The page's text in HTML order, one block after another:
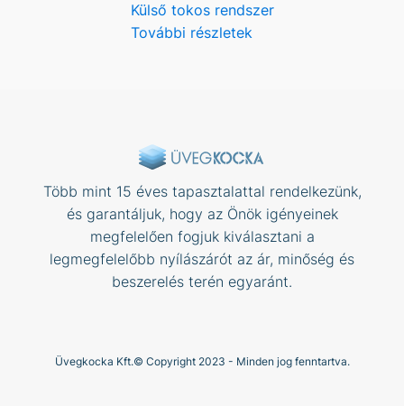
Külső tokos rendszer
További részletek
Több mint 15 éves tapasztalattal rendelkezünk,
és garantáljuk, hogy az Önök igényeinek
megfelelően fogjuk kiválasztani a
legmegfelelőbb nyílászárót az ár, minőség és
beszerelés terén egyaránt.
Üvegkocka Kft.© Copyright 2023 - Minden jog fenntartva.